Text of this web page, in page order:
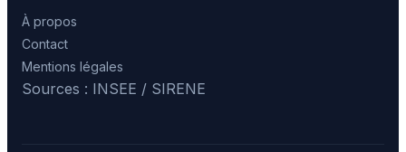
À propos
Contact
Mentions légales
Sources : INSEE / SIRENE